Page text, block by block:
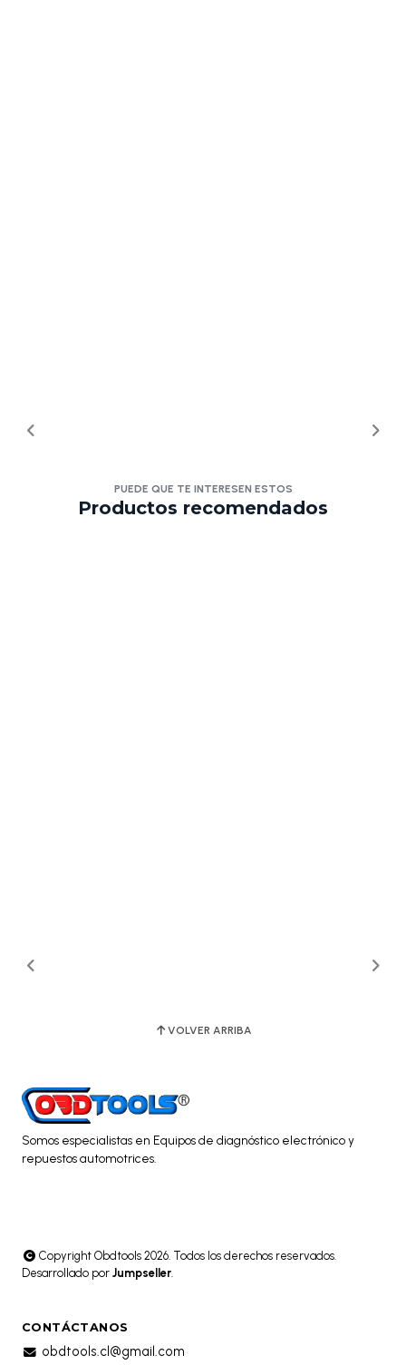
PUEDE QUE TE INTERESEN ESTOS
Productos recomendados
VOLVER ARRIBA
Somos especialistas en Equipos de diagnóstico electrónico y
repuestos automotrices.
Copyright Obdtools 2026. Todos los derechos reservados.
Desarrollado por Jumpseller.
CONTÁCTANOS
obdtools.cl@gmail.com